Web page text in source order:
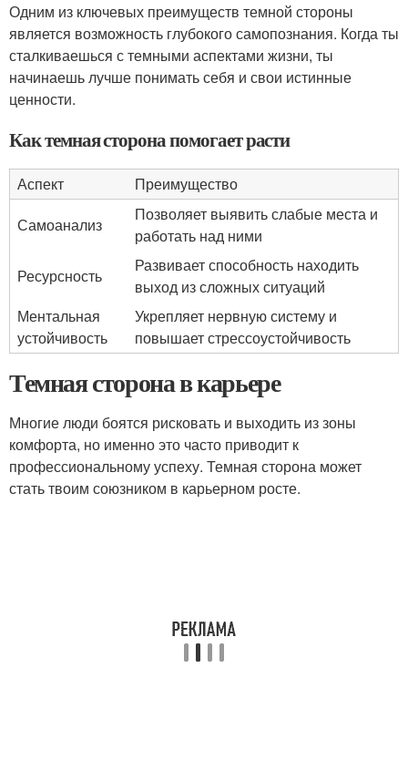
Одним из ключевых преимуществ темной стороны
является возможность глубокого самопознания. Когда ты
сталкиваешься с темными аспектами жизни, ты
начинаешь лучше понимать себя и свои истинные
ценности.
Как темная сторона помогает расти
Аспект
Преимущество
Самоанализ
Позволяет выявить слабые места и
работать над ними
Ресурсность
Развивает способность находить
выход из сложных ситуаций
Ментальная
устойчивость
Укрепляет нервную систему и
повышает стрессоустойчивость
Темная сторона в карьере
Многие люди боятся рисковать и выходить из зоны
комфорта, но именно это часто приводит к
профессиональному успеху. Темная сторона может
стать твоим союзником в карьерном росте.